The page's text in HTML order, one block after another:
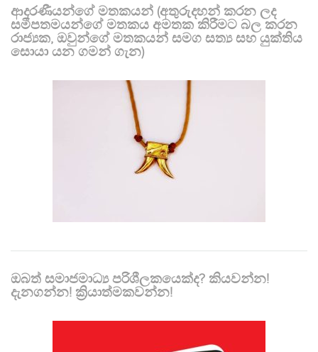
ආදරණීයන්ගේ මතකයන් (අතුරුදහන් කරන ලද
සමීපතමයන්ගේ මතකය අමතක කිරීමට බල කරන
රාජ්‍යක, ඔවුන්ගේ මතකයන් සමග සත්‍ය සහ යුක්තිය
සොයා යන ගමන් ගැන)
ඔබත් සමාජමාධ්‍ය පරිශීලකයෙක්ද? කියවන්න!
දැනගන්න! ක්‍රියාත්මකවන්න!